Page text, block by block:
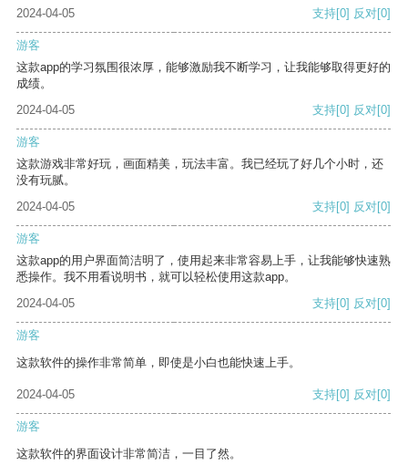
2024-04-05
支持[0] 反对[0]
游客
这款app的学习氛围很浓厚，能够激励我不断学习，让我能够取得更好的
成绩。
2024-04-05
支持[0] 反对[0]
游客
这款游戏非常好玩，画面精美，玩法丰富。我已经玩了好几个小时，还
没有玩腻。
2024-04-05
支持[0] 反对[0]
游客
这款app的用户界面简洁明了，使用起来非常容易上手，让我能够快速熟
悉操作。我不用看说明书，就可以轻松使用这款app。
2024-04-05
支持[0] 反对[0]
游客
这款软件的操作非常简单，即使是小白也能快速上手。
2024-04-05 支持[0] 反对[0]
游客
这款软件的界面设计非常简洁，一目了然。